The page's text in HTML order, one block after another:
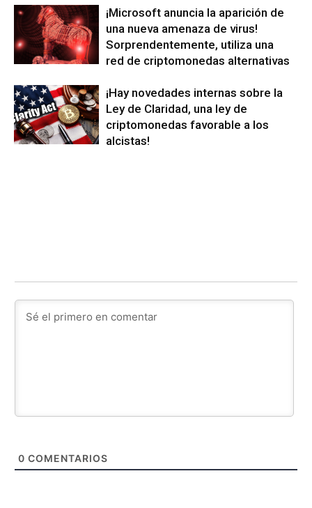
¡Microsoft anuncia la aparición de
una nueva amenaza de virus!
Sorprendentemente, utiliza una
red de criptomonedas alternativas
¡Hay novedades internas sobre la
Ley de Claridad, una ley de
criptomonedas favorable a los
alcistas!
0 COMENTARIOS